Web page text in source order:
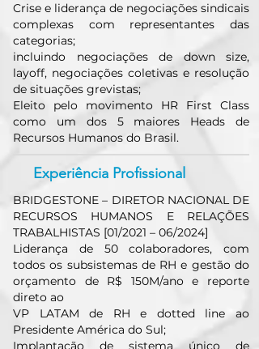
Crise e liderança de negociações sindicais
complexas com representantes das
categorias;
incluindo negociações de down size,
layoff, negociações coletivas e resolução
de situações grevistas;
Eleito pelo movimento HR First Class
como um dos 5 maiores Heads de
Recursos Humanos do Brasil.
Experiência Profissional
BRIDGESTONE – DIRETOR NACIONAL DE
RECURSOS HUMANOS E RELAÇÕES
TRABALHISTAS [01/2021 – 06/2024]
Liderança de 50 colaboradores, com
todos os subsistemas de RH e gestão do
orçamento de R$ 150M/ano e reporte
direto ao
VP LATAM de RH e dotted line ao
Presidente América do Sul;
Implantação de sistema único de